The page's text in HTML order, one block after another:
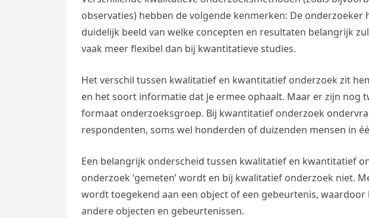
observaties) hebben de volgende kenmerken: De
duidelijk beeld van welke concepten en resultaten belangrijk
vaak meer flexibel dan bij kwantitatieve studies.
Het verschil tussen kwalitatief en kwantitatief onderzoek zit
en het soort informatie dat je ermee ophaalt. Maar er zijn nog
formaat onderzoeksgroep. Bij kwantitatief onderzoek
respondenten, soms wel honderden of duizenden mensen in
Een belangrijk onderscheid tussen kwalitatief en kwantitatief
onderzoek ‘gemeten’ wordt en bij kwalitatief onderzoek niet.
wordt toegekend aan een object of een gebeurtenis,
andere objecten en gebeurtenissen.